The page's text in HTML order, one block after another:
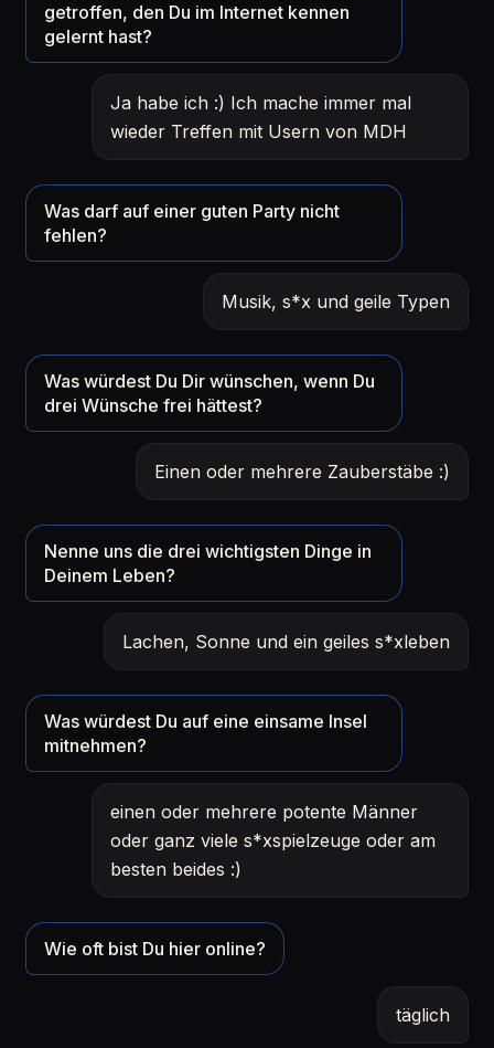
getroffen, den Du im Internet kennen
gelernt hast?
Ja habe ich :) Ich mache immer mal
wieder Treffen mit Usern von MDH
Was darf auf einer guten Party nicht
fehlen?
Musik, s*x und geile Typen
Was würdest Du Dir wünschen, wenn Du
drei Wünsche frei hättest?
Einen oder mehrere Zauberstäbe :)
Nenne uns die drei wichtigsten Dinge in
Deinem Leben?
Lachen, Sonne und ein geiles s*xleben
Was würdest Du auf eine einsame Insel
mitnehmen?
einen oder mehrere potente Männer
oder ganz viele s*xspielzeuge oder am
besten beides :)
Wie oft bist Du hier online?
täglich